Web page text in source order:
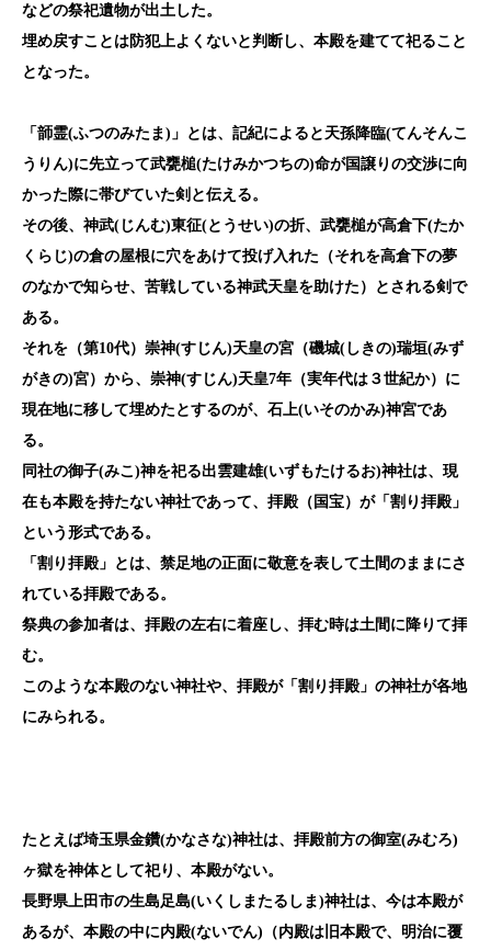
などの祭祀遺物が出土した。
埋め戻すことは防犯上よくないと判断し、本殿を建てて祀ること
となった。
「韴霊(ふつのみたま)」とは、記紀によると天孫降臨(てんそんこ
うりん)に先立って武甕槌(たけみかつちの)命が国譲りの交渉に向
かった際に帯びていた剣と伝える。
その後、神武(じんむ)東征(とうせい)の折、武甕槌が高倉下(たか
くらじ)の倉の屋根に穴をあけて投げ入れた（それを高倉下の夢
のなかで知らせ、苦戦している神武天皇を助けた）とされる剣で
ある。
それを（第10代）崇神(すじん)天皇の宮（磯城(しきの)瑞垣(みず
がきの)宮）から、崇神(すじん)天皇7年（実年代は３世紀か）に
現在地に移して埋めたとするのが、石上(いそのかみ)神宮であ
る。
同社の御子(みこ)神を祀る出雲建雄(いずもたけるお)神社は、現
在も本殿を持たない神社であって、拝殿（国宝）が「割り拝殿」
という形式である。
「割り拝殿」とは、禁足地の正面に敬意を表して土間のままにさ
れている拝殿である。
祭典の参加者は、拝殿の左右に着座し、拝む時は土間に降りて拝
む。
このような本殿のない神社や、拝殿が「割り拝殿」の神社が各地
にみられる。
たとえば埼玉県金鑽(かなさな)神社は、拝殿前方の御室(みむろ)
ヶ獄を神体として祀り、本殿がない。
長野県上田市の生島足島(いくしまたるしま)神社は、今は本殿が
あるが、本殿の中に内殿(ないでん)（内殿は旧本殿で、明治に覆